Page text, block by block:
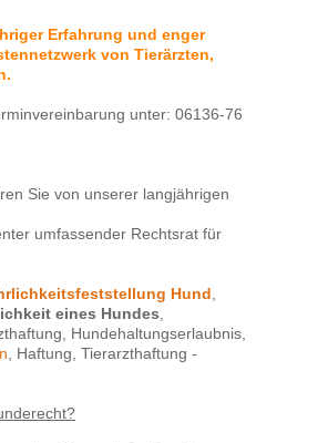
Erfahrung und enger
von Tierärzten,
unter: 06136-76
Sie von unserer langjährigen
umfassender Rechtsrat für
Hund
eines Hundes
Hundehaltungserlaubnis,
, Haftung, Tierarzthaftung -